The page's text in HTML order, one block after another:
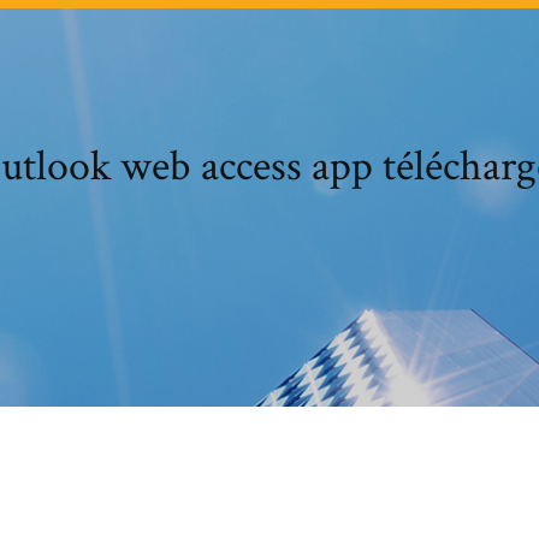
web access app